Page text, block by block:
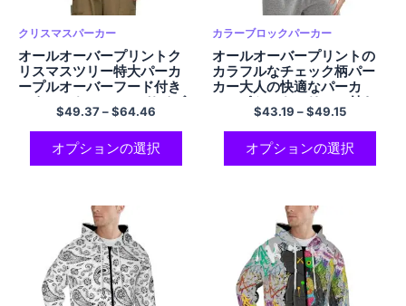
クリスマスパーカー
オールオーバープリントク
リスマスツリー特大パーカ
ープルオーバーフード付き
スウェットシャツEUサイズ
のクリスマスパーカーフリ
ース暖かくて柔らかいポリ
エステルパーカー男性と女
性用クリスマスギフト
$49.37–$64.46
オプションの選択
カラーブロックパーカー
オールオーバープリントの
カラフルなチェック柄パー
カー大人の快適なパーカ
ー、ポケットフリース付き
暖かくて柔らかいポリエス
テルジップアップフード付
きスウェットシャツ
$43.19 –$49.15
オプションの選択